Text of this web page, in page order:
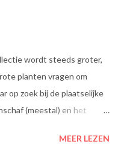
wordt steeds groter,
planten vragen om
op zoek bij de plaatselijke
(meestal) en het
MEER LEZEN